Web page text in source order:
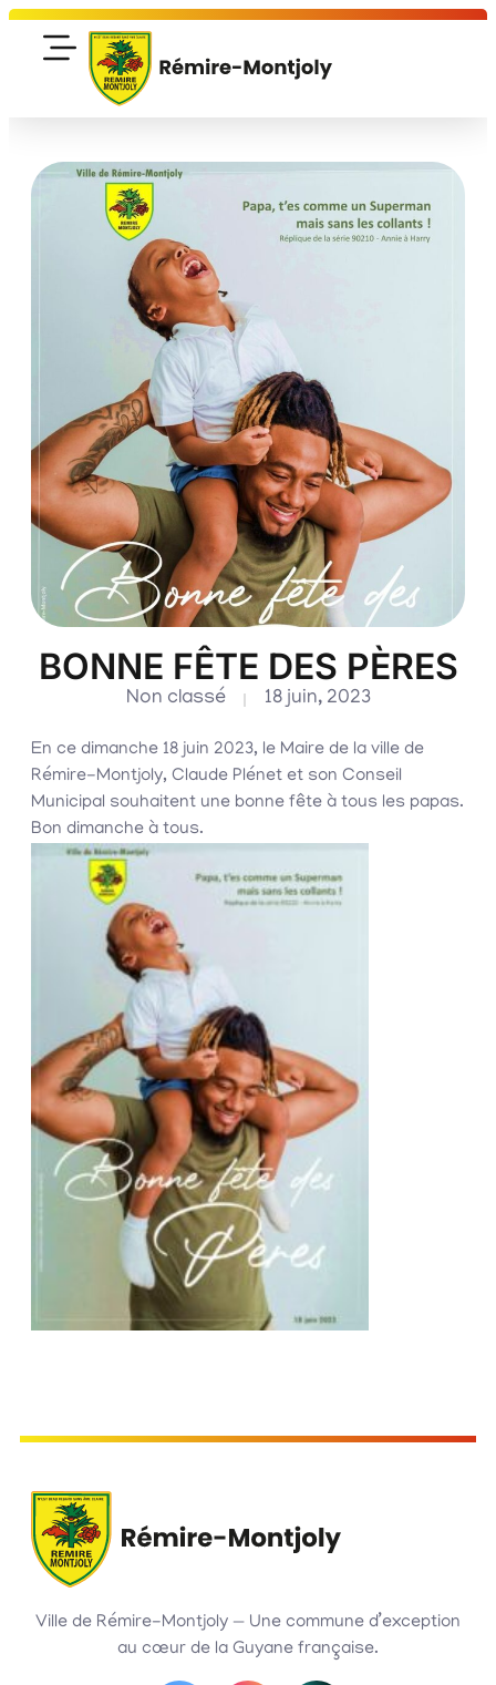
BONNE FÊTE DES PÈRES
Non classé 18 juin, 2023
En ce dimanche 18 juin 2023, le Maire de la ville de
Rémire-Montjoly, Claude Plénet et son Conseil
Municipal souhaitent une bonne fête à tous les papas.
Bon dimanche à tous.
Ville de Rémire-Montjoly — Une commune d’exception
au cœur de la Guyane française.